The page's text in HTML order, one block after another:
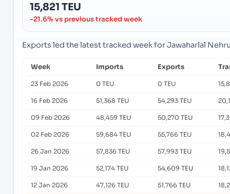
15,821 TEU
-21.6% vs previous tracked week
Exports led the latest tracked week for Jawaharlal
Week Imports Exports
23 Feb 2026 0 TEU 0 TEU
16 Feb 2026 51,368 TEU 54,293 TEU
09 Feb 2026 48,459 TEU 50,270 TEU
02 Feb 2026 59,684 TEU 55,766 TEU
26 Jan 2026 57,836 TEU 57,993 TEU
19 Jan 2026 52,174 TEU 54,609 TEU
12 Jan 2026 47,126 TEU 51,766 TEU